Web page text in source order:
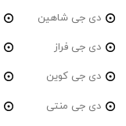
دی جی شاهین
دی جی فراز
دی جی کوین
دی جی منتی